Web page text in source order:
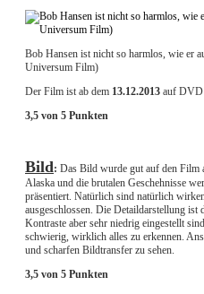
Bob Hansen ist nicht so harmlos, wie er
Universum Film)
Der Film ist ab dem 13.12.2013 auf DVD
3,5 von 5 Punkten
Bild: Das Bild wurde gut auf den Film
Alaska und die brutalen Geschehnisse
präsentiert. Natürlich sind natürlich
ausgeschlossen. Die Detaildarstellung ist
Kontraste aber sehr niedrig eingestellt
schwierig, wirklich alles zu erkennen.
und scharfen Bildtransfer zu sehen.
3,5 von 5 Punkten